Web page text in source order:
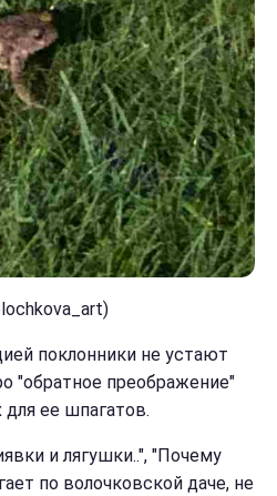
поклонники не устают
"обратное преображение"
ее шпагатов.
и лягушки..", "Почему
по волочковской даче, не